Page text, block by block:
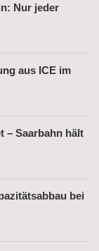
Nur jeder
aus ICE im
– Saarbahn hält
bei